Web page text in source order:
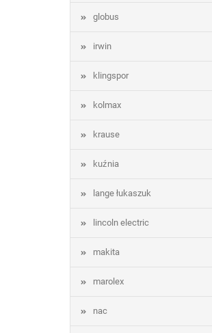
globus
irwin
klingspor
kolmax
krause
kuźnia
lange łukaszuk
lincoln electric
makita
marolex
nac